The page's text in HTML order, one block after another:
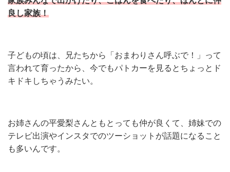
良し家族！
子どもの頃は、兄たちから「おまわりさん呼ぶで！」って
言われて育ったから、今でもパトカーを見るとちょっとド
キドキしちゃうみたい。
お姉さんの平愛梨さんともとっても仲が良くて、姉妹での
テレビ出演やインスタでのツーショットが話題になること
も多いんです。